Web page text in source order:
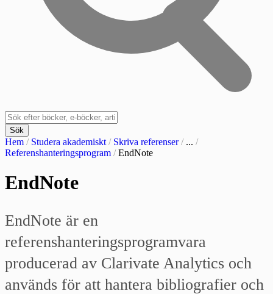
Sök
Hem / Studera akademiskt / Skriva referenser / ... /
Referenshanteringsprogram /EndNote
EndNote
EndNote är en
referenshanteringsprogramvara
producerad av Clarivate Analytics och
används för att hantera bibliografier och